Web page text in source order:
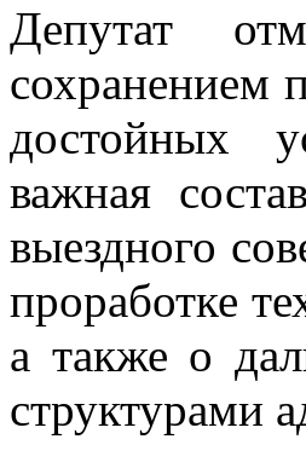
Депутат
сохранением
достойных
важная
выездного
проработке
а также о
структурами